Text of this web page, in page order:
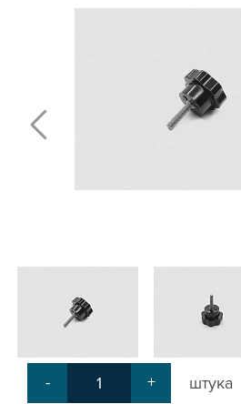
Т-БОЛТЫ И Т-ГАЙКИ
СИСТЕМА ТРУБНАЯ МОДУЛЬНАЯ
СИСТЕМА ТРУБНАЯ
ВНУТРЕННИЕ УГЛОВЫЕ
АДДИТИВНЫЕ ТОВАРЫ
ОБЩЕСТРОИТЕЛЬНЫЙ ПРОФИЛЬ
ЛИНЕЙНЫЕ СОЕДИНИТЕЛИ
ПАРАЛЛЕЛЬНЫЕ СОЕДИНИТЕЛИ
ПРОМЫШЛЕННАЯ МЕБЕЛЬ
- + штука